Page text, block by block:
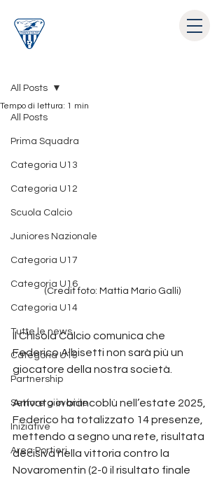
All Posts
Prima Squadra
Categoria U13
Categoria U12
Scuola Calcio
Juniores Nazionale
Categoria U17
Categoria U16
Categoria U14
Tutte le news
Categoria U15
Partnership
Settore giovanile
Iniziative
Area Portieri
All Posts
Tempo di lettura: 1 min
(Credit foto: Mattia Mario Galli)
Il Chisola Calcio comunica che
Federico Albisetti non sarà più un
giocatore della nostra società.
Arrivato in biancoblù nell’estate 2025,
Federico ha totalizzato 14 presenze,
mettendo a segno una rete, risultata
decisiva nella vittoria contro la
Novaromentin (2-0 il risultato finale